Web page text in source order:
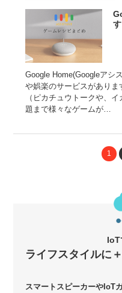
Google Home(Googleアシ
や娯楽のサービスがあり
（ピカチュウトークや、
題まで様々なゲームが…
1
IoT
ライフスタイルに
スマートスピーカーやIoT